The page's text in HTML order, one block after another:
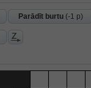
Parādīt burtu (-1 p)